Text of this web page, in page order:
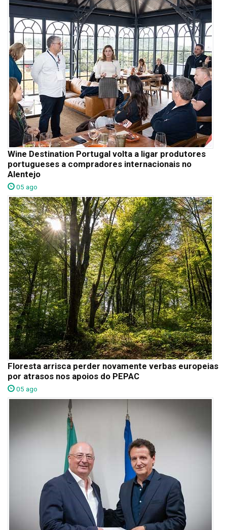
Wine Destination Portugal volta a ligar produtores
portugueses a compradores internacionais no
Alentejo
05 ago
Floresta arrisca perder novamente verbas europeias
por atrasos nos apoios do PEPAC
05 ago